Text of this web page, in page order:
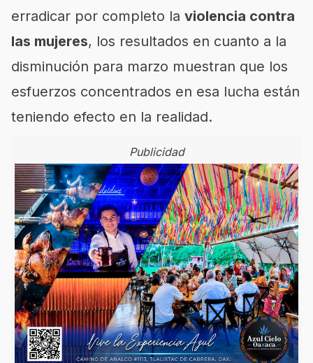
erradicar por completo la violencia contra
las mujeres, los resultados en cuanto a la
disminución para marzo muestran que los
esfuerzos concentrados en esa lucha están
teniendo efecto en la realidad.
Publicidad